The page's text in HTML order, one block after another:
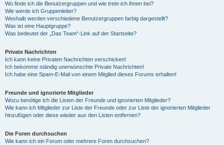
Wo finde ich die Benutzergruppen und wie trete ich ihnen bei?
Wie werde ich Gruppenleiter?
Weshalb werden verschiedene Benutzergruppen farbig dargestellt?
Was ist eine Hauptgruppe?
Was bedeutet der „Das Team“-Link auf der Startseite?
Private Nachrichten
Ich kann keine Privaten Nachrichten verschicken!
Ich bekomme ständig unerwünschte Private Nachrichten!
Ich habe eine Spam-E-Mail von einem Mitglied dieses Forums erhalten!
Freunde und ignorierte Mitglieder
Wozu benötige ich die Listen der Freunde und ignorierten Mitglieder?
Wie kann ich Mitglieder zur Liste der Freunde oder zur Liste der ignorierten Mitglieder
hinzufügen oder diese wieder aus den Listen entfernen?
Die Foren durchsuchen
Wie kann ich ein Forum oder mehrere Foren durchsuchen?